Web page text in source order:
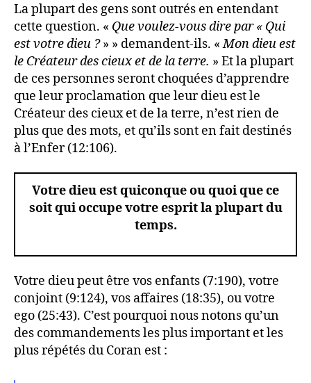
La plupart des gens sont outrés en entendant
cette question. « Que voulez-vous dire par « Qui
est votre dieu ?» » demandent-ils. «Mon dieu est
le Créateur des cieux et de la terre. » Et la plupart
de ces personnes seront choquées d’apprendre
que leur proclamation que leur dieu est le
Créateur des cieux et de la terre, n’est rien de
plus que des mots, et qu’ils sont en fait destinés
à l’Enfer (12:106).
Votre dieu est quiconque ou quoi que ce
soit qui occupe votre esprit la plupart du
temps.
Votre dieu peut être vos enfants (7:190), votre
conjoint (9:124), vos affaires (18:35), ou votre
ego (25:43). C’est pourquoi nous notons qu’un
des commandements les plus important et les
plus répétés du Coran est :